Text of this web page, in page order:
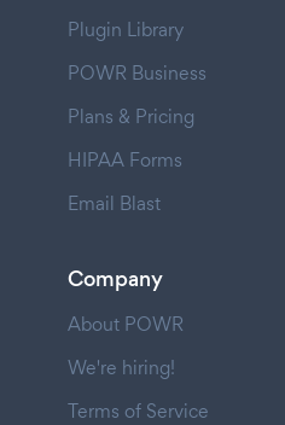
Plugin Library
POWR Business
Plans & Pricing
HIPAA Forms
Email Blast
Company
About POWR
We're hiring!
Terms of Service